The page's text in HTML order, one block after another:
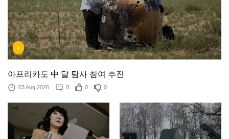
I
아프리카도 中 달 탐사 참여 추진
03 Aug 2026 0 0 0